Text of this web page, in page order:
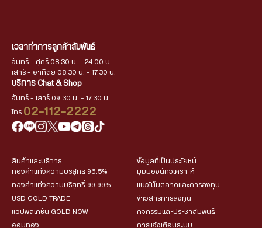
เวลาทำการลูกค้าสัมพันธ์
จันทร์ - ศุกร์ 08.30 น. - 24.00 น.
เสาร์ - อาทิตย์ 08.30 น. - 17.30 น.
บริการ Chat & Shop
จันทร์ - เสาร์ 09.30 น. - 17.30 น.
โทร. 02-112-2222
สินค้าและบริการ
ทองคำแท่งความบริสุทธิ์ 96.5%
ทองคำแท่งความบริสุทธิ์ 99.99%
USD GOLD TRADE
แอปพลิเคชัน GOLD NOW
ออมทอง
ข้อมูลที่เป็นประโยชน์
มุมมองนักวิเคราะห์
แนวโน้มตลาดและการลงทุน
ข่าวสารการลงทุน
กิจกรรมและประชาสัมพันธ์
การแจ้งเตือนระบบ